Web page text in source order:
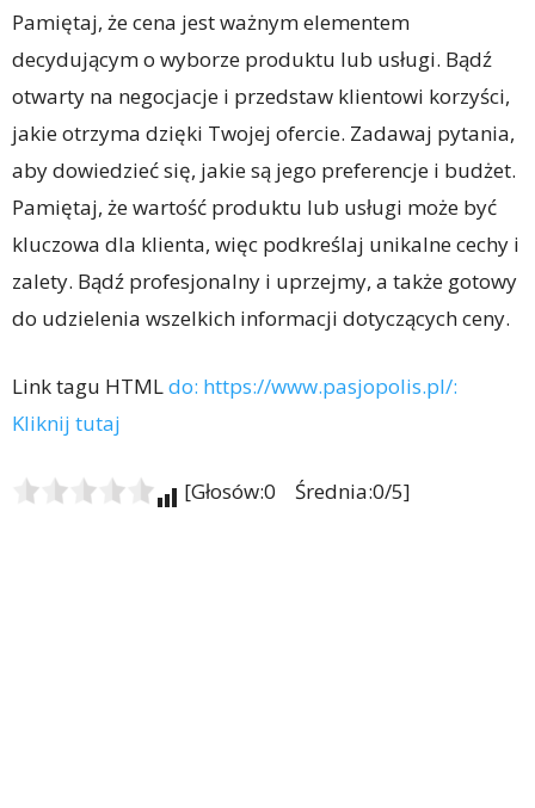
Pamiętaj, że cena jest ważnym elementem
decydującym o wyborze produktu lub usługi. Bądź
otwarty na negocjacje i przedstaw klientowi korzyści,
jakie otrzyma dzięki Twojej ofercie. Zadawaj pytania,
aby dowiedzieć się, jakie są jego preferencje i budżet.
Pamiętaj, że wartość produktu lub usługi może być
kluczowa dla klienta, więc podkreślaj unikalne cechy i
zalety. Bądź profesjonalny i uprzejmy, a także gotowy
do udzielenia wszelkich informacji dotyczących ceny.
Link tagu HTMLdo: https://www.pasjopolis.pl/:
Kliknij tutaj
[Głosów:0 Średnia:0/5]